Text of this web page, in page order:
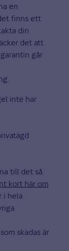
en
finns ett
din
det att
går
inte har
till det så
kort här om
i hela
skadas är